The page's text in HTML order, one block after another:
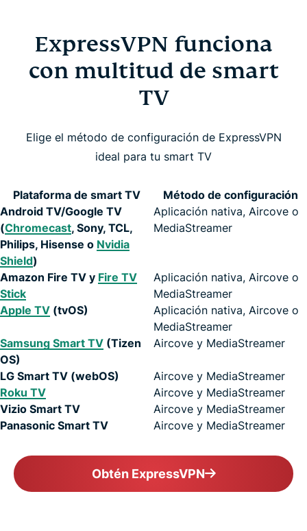
ExpressVPN funciona
con multitud de smart
TV
Elige el método de configuración de ExpressVPN
ideal para tu smart TV
Plataforma de smart TV
Método de configuración
Android TV/Google TV
(Chromecast, Sony, TCL,
Philips, Hisense o Nvidia
Shield)
Aplicación nativa, Aircove o
MediaStreamer
Amazon Fire TV y Fire TV
Stick
Aplicación nativa, Aircove o
MediaStreamer
Apple TV (tvOS)
Aplicación nativa, Aircove o
MediaStreamer
Samsung Smart TV (Tizen
OS)
Aircove y MediaStreamer
LG Smart TV (webOS)
Aircove y MediaStreamer
Roku TV
Aircove y MediaStreamer
Vizio Smart TV
Aircove y MediaStreamer
Panasonic Smart TV
Aircove y MediaStreamer
Obtén ExpressVPN